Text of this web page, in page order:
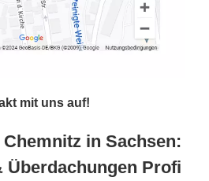
mit uns auf!
in Sachsen:
Überdachungen Profi